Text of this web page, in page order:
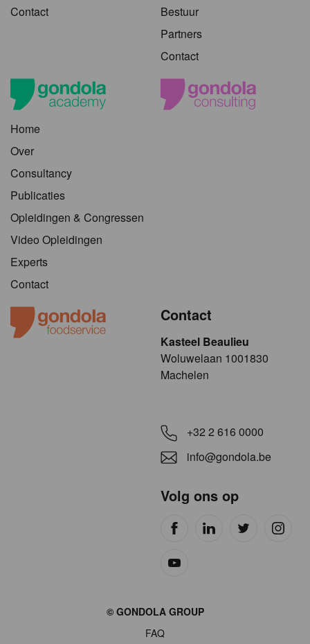
Contact
Bestuur
Partners
Contact
Home
Over
Consultancy
Publicaties
Opleidingen & Congressen
Video Opleidingen
Experts
Contact
Contact
Kasteel Beaulieu
​​​Woluwelaan 1001830
Machelen
+32 2 616 0000
info@gondola.be
Volg ons op
© GONDOLA GROUP
FAQ